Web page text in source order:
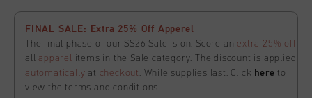
FINAL SALE: Extra 25% Off Apperel
The final phase of our SS26 Sale is on. Score an extra 25% off
allapparel items in the Sale category. The discount is applied
automatically at checkout . While supplies last. Click here to
view the terms and conditions.